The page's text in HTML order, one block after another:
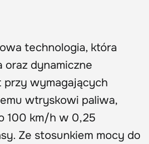
technologia, która
oraz dynamiczne
wymagających
wtryskowi paliwa,
100 km/h w 0,25
Ze stosunkiem mocy do